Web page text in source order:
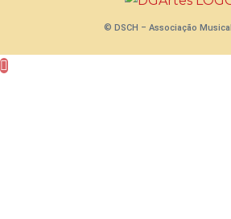
© DSCH – Associação